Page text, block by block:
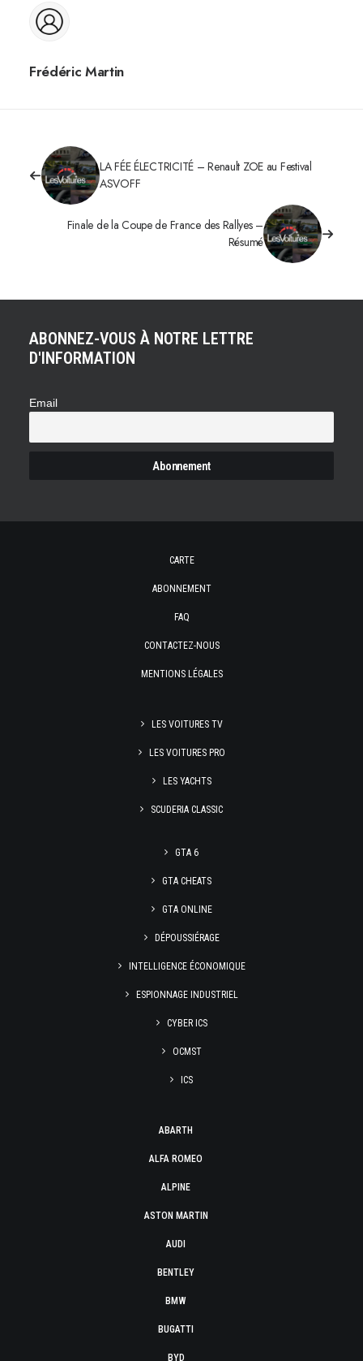
Frédéric Martin
LA FÉE ÉLECTRICITÉ – Renault ZOE au Festival
ASVOFF
Finale de la Coupe de France des Rallyes –
Résumé
ABONNEZ-VOUS À NOTRE LETTRE
D'INFORMATION
Email
CARTE
ABONNEMENT
FAQ
CONTACTEZ-NOUS
MENTIONS LÉGALES
LES VOITURES TV
LES VOITURES PRO
LES YACHTS
SCUDERIA CLASSIC
GTA 6
GTA CHEATS
GTA ONLINE
DÉPOUSSIÉRAGE
INTELLIGENCE ÉCONOMIQUE
ESPIONNAGE INDUSTRIEL
CYBER ICS
OCMST
ICS
ABARTH
ALFA ROMEO
ALPINE
ASTON MARTIN
AUDI
BENTLEY
BMW
BUGATTI
BYD